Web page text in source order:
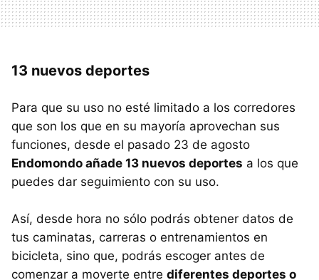
13 nuevos deportes
Para que su uso no esté limitado a los corredores
que son los que en su mayoría aprovechan sus
funciones, desde el pasado 23 de agosto
Endomondo añade 13 nuevos deportes a los que
puedes dar seguimiento con su uso.
Así, desde hora no sólo podrás obtener datos de
tus caminatas, carreras o entrenamientos en
bicicleta, sino que, podrás escoger antes de
comenzar a moverte entre diferentes deportes o